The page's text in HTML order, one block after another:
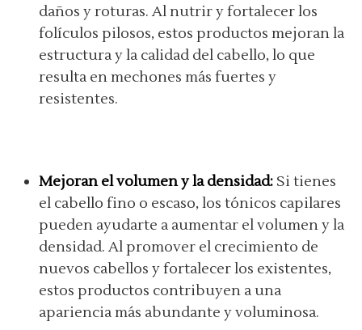
daños y roturas. Al nutrir y fortalecer los
folículos pilosos, estos productos mejoran la
estructura y la calidad del cabello, lo que
resulta en mechones más fuertes y
resistentes.
Mejoran el volumen y la densidad: Si tienes
el cabello fino o escaso, los tónicos capilares
pueden ayudarte a aumentar el volumen y la
densidad. Al promover el crecimiento de
nuevos cabellos y fortalecer los existentes,
estos productos contribuyen a una
apariencia más abundante y voluminosa.